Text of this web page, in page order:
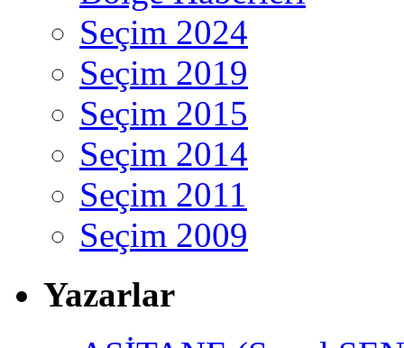
Seçim 2024
Seçim 2019
Seçim 2015
Seçim 2014
Seçim 2011
Seçim 2009
Yazarlar